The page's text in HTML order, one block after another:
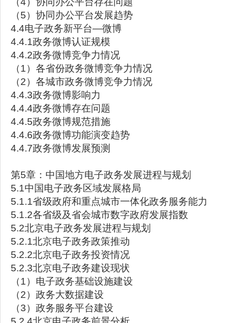
（5）协同办公平台发展趋势
4.4电子政务新平台—微博
4.4.1政务微博认证规模
4.4.2政务微博竞争力情况
（1）各省份政务微博竞争力情况
（2）各城市政务微博竞争力情况
4.4.3政务微博影响力
4.4.4政务微博存在问题
4.4.5政务微博规范措施
4.4.6政务微博功能演变趋势
4.4.7政务微博发展预测
第5章：中国地方电子政务发展进程与规划
5.1中国电子政务区域发展格局
5.1.1省级政府和重点城市一体化政务服务能力
5.1.2各省级及省会城市数字政府发展指数
5.2北京电子政务发展进程与规划
5.2.1北京电子政务政策推动
5.2.2北京电子政务投资情况
5.2.3北京电子政务建设现状
（1）电子政务基础设施建设
（2）政务大数据建设
（3）政务服务平台建设